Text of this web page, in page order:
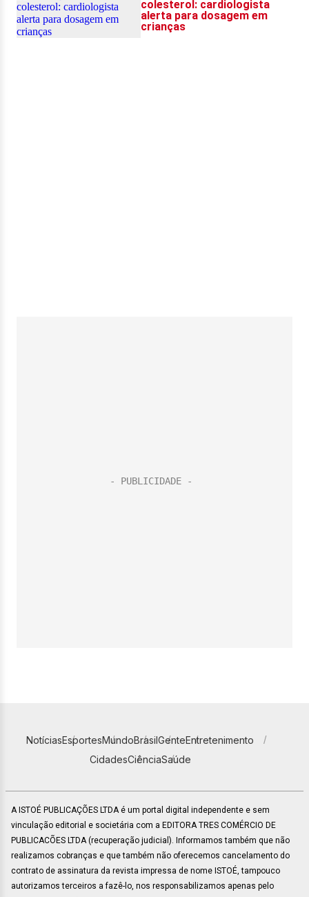
NotíciasEsportesMundoBrasilGenteEntretenimento
CidadesCiênciaSaúde
A ISTOÉ PUBLICAÇÕES LTDA é um portal digital independente e sem
vinculação editorial e societária com a EDITORA TRES COMÉRCIO DE
PUBLICACÕES LTDA (recuperação judicial). Informamos também que não
realizamos cobranças e que também não oferecemos cancelamento do
contrato de assinatura da revista impressa de nome ISTOÉ, tampouco
autorizamos terceiros a fazê-lo, nos responsabilizamos apenas pelo